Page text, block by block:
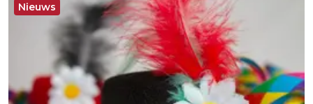
Nieuws